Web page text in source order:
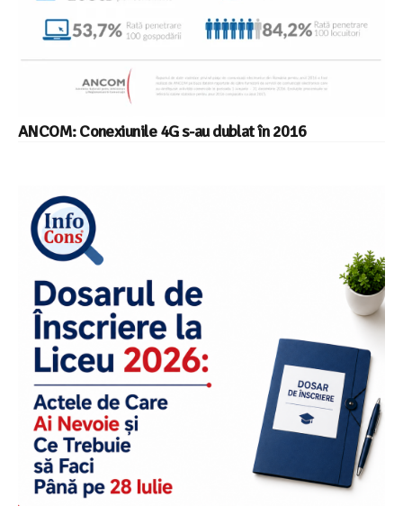
ANCOM: Conexiunile 4G s-au dublat în 2016